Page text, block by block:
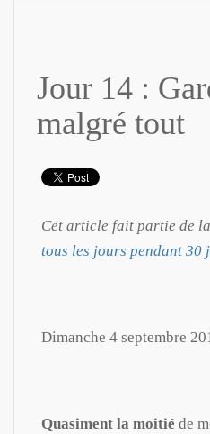
Jour 14 :
malgré tout
Cet article fait partie de
tous les jours pendant 30
Dimanche 4 septembre
Quasiment la moitié de